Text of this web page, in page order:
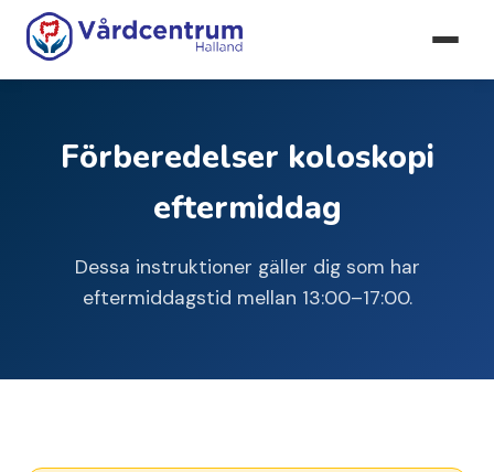
Förberedelser koloskopi
eftermiddag
Dessa instruktioner gäller dig som har
eftermiddagstid mellan 13:00–17:00.